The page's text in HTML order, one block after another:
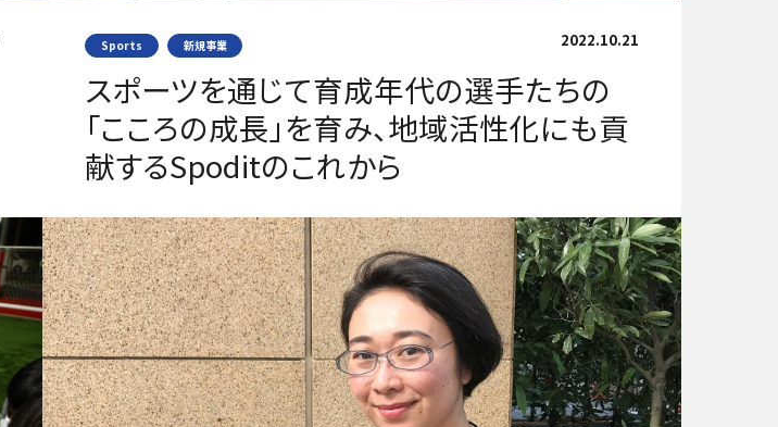
Sports 新規事業
スポーツを通じて育成年代の選手たちの
「こころの成長」を育み、地域活性化にも貢
献するSpoditのこれから
2022.10.21